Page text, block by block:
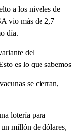
a los niveles de
vio más de 2,7
día.
del
es lo que sabemos
se cierran,
lotería para
un millón de dólares,